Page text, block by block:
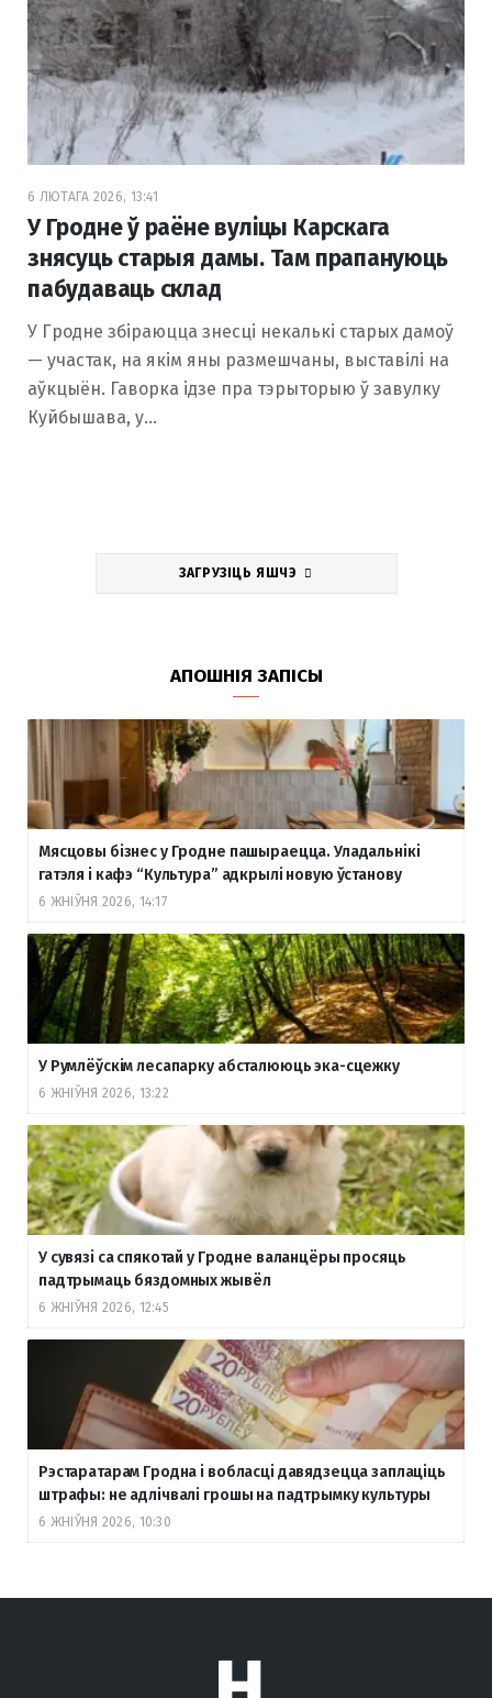
6 ЛЮТАГА 2026, 13:41
У Гродне ў раёне вуліцы Карскага
знясуць старыя дамы. Там прапануюць
пабудаваць склад
У Гродне збіраюцца знесці некалькі старых дамоў
— участак, на якім яны размешчаны, выставілі на
аўкцыён. Гаворка ідзе пра тэрыторыю ў завулку
Куйбышава, у…
ЗАГРУЗІЦЬ ЯШЧЭ
АПОШНІЯ ЗАПІСЫ
Мясцовы бізнес у Гродне пашыраецца. Уладальнікі
гатэля і кафэ “Культура” адкрылі новую ўстанову
6 ЖНІЎНЯ 2026, 14:17
У Румлёўскім лесапарку абсталююць эка-сцежку
6 ЖНІЎНЯ 2026, 13:22
У сувязі са спякотай у Гродне валанцёры просяць
падтрымаць бяздомных жывёл
6 ЖНІЎНЯ 2026, 12:45
Рэстаратарам Гродна і вобласці давядзецца заплаціць
штрафы: не адлічвалі грошы на падтрымку культуры
6 ЖНІЎНЯ 2026, 10:30